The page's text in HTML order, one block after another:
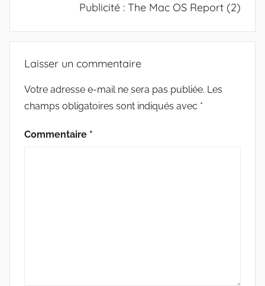
Publicité : The Mac OS Report (2)
Laisser un commentaire
Votre adresse e-mail ne sera pas publiée. Les
champs obligatoires sont indiqués avec *
Commentaire *